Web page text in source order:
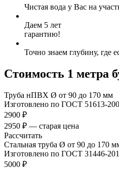
Чистая вода у Вас на
Даем 5 лет
гарантию!
Точно знаем глубину, где
Стоимость 1 метра
Труба нПВХ Ø от 90 до 170 мм
Изготовлено по ГОСТ 51613-
2900 ₽
2950 ₽ — старая цена
Рассчитать
Стальная труба Ø от 90 до
Изготовлено по ГОСТ 31446-
5000 ₽